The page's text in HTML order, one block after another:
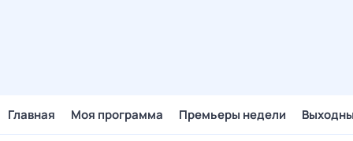
Главная Моя программа Премьеры недели